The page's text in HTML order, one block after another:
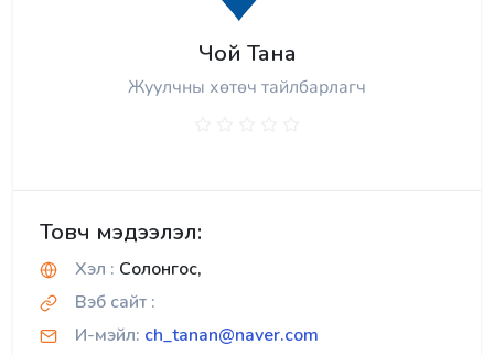
Чой Тана
Жуулчны хөтөч тайлбарлагч
Товч мэдээлэл:
Хэл : Солонгос,
Вэб сайт :
И-мэйл: ch_tanan@naver.com